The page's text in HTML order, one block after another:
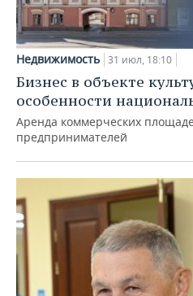
Недвижимость 31 июл, 18:10
Бизнес в объекте
особенности
Аренда коммерческих
предпринимателей